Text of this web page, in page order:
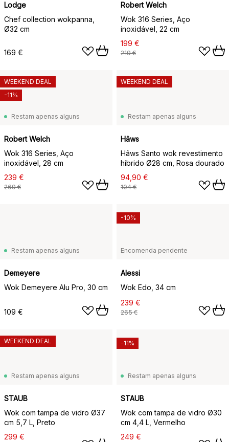
Lodge
Chef collection wokpanna,
Ø32 cm
169 €
Robert Welch
Wok 316 Series, Aço
inoxidável, 22 cm
199 €
219 €
Restam apenas alguns
Robert Welch
Wok 316 Series, Aço
inoxidável, 28 cm
239 €
269 €
WEEKEND DEAL
-11%
Restam apenas alguns
Hâws
Hâws Santo wok revestimento
híbrido Ø28 cm, Rosa dourado
94,90 €
104 €
WEEKEND DEAL
Restam apenas alguns
Demeyere
Wok Demeyere Alu Pro, 30 cm
109 €
Encomenda pendente
Alessi
Wok Edo, 34 cm
239 €
265 €
-10%
Restam apenas alguns
STAUB
Wok com tampa de vidro Ø37
cm 5,7 L, Preto
299 €
WEEKEND DEAL
Restam apenas alguns
STAUB
Wok com tampa de vidro Ø30
cm 4,4 L, Vermelho
249 €
-11%